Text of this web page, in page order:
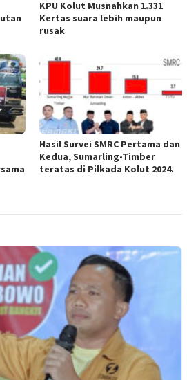
KPU Kolut Musnahkan 1.331
Kertas suara lebih maupun
rusak
Hasil Survei SMRC Pertama dan
Kedua, Sumarling-Timber
teratas di Pilkada Kolut 2024.